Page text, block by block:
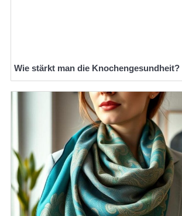
Wie stärkt man die Knochengesundheit?